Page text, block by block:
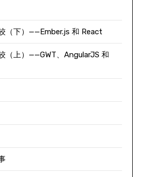
（下）——Ember.js 和 React
（上）——GWT、AngularJS 和